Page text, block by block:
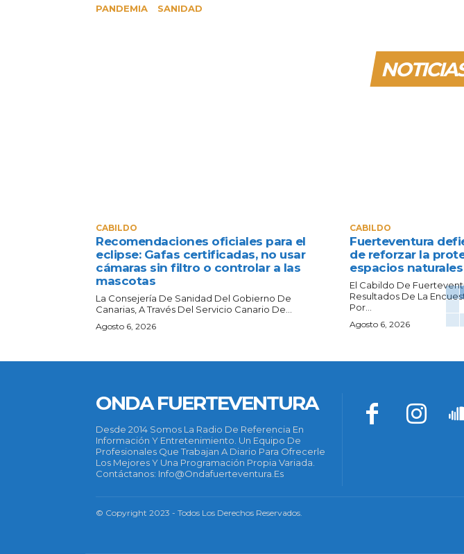
PANDEMIA
SANIDAD
CABILDO
Recomendaciones oficiales para el
eclipse: Gafas certificadas, no usar
cámaras sin filtro o controlar a las
mascotas
La Consejería De Sanidad Del Gobierno De
Canarias, A Través Del Servicio Canario De...
Agosto 6, 2026
CABILDO
Fuerteventura
de reforzar la
espacios naturales
El Cabildo De
Resultados De La
Por...
Agosto 6, 2026
ONDA FUERTEVENTURA
Desde 2014 Somos La Radio De Referencia En
Información Y Entretenimiento. Un Equipo De
Profesionales Que Trabajan A Diario Para Ofrecerle
Los Mejores Y Una Programación Propia Variada.
Contáctanos: Info@ondafuerteventura.es
© Copyright 2023 - Todos Los Derechos Reservados.